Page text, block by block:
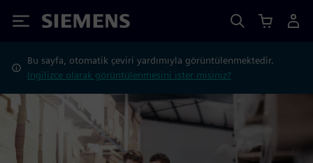
Siemens
Bu sayfa, otomatik çeviri yardımıyla görüntülenmektedir.
İngilizce olarak görüntülenmesini ister misiniz?